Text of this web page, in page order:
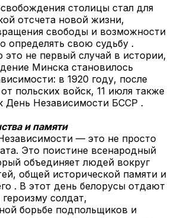
столицы стал для
отсчета новой жизни,
свободы и возможности
определять свою судьбу .
это не первый случай в истории,
Минска становилось
в 1920 году, после
польских войск, 11 июля также
День Независимости БССР .
и памяти
— это не просто
Это поистине всенародный
объединяет людей вокруг
общей исторической памяти и
. В этот день белорусы отдают
солдат,
борьбе подпольщиков и